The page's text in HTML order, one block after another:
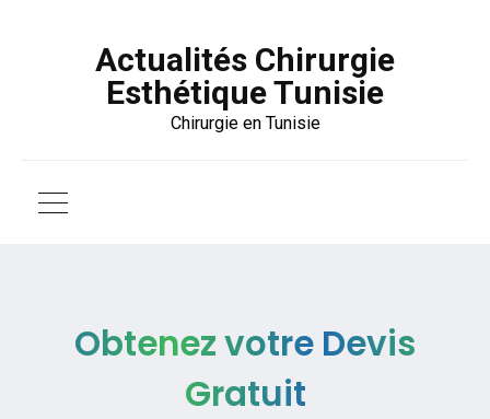
Actualités Chirurgie
Esthétique Tunisie
Chirurgie en Tunisie
Obtenez votre Devis
Gratuit